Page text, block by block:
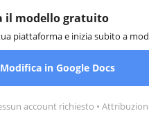
il modello gratuito
piattaforma e inizia subito a
Modifica in Google Docs
account richiesto •